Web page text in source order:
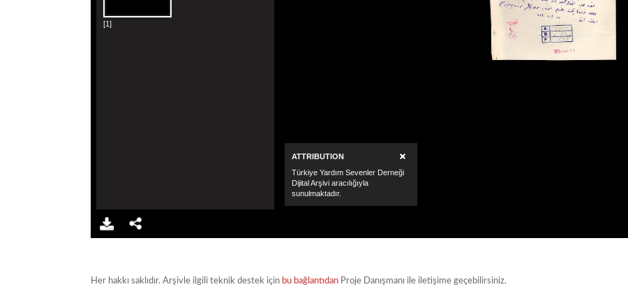
Her hakkı saklıdır. Arşivle ilgili teknik destek için bu bağlantıdan Proje Danışmanı ile iletişime geçebilirsiniz.